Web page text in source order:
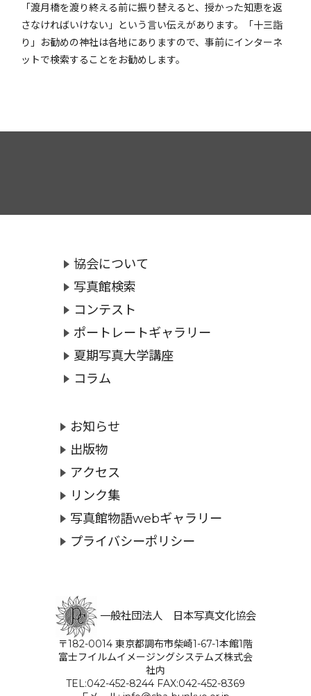
「渡月橋を渡り終える前に振り替えると、授かった知恵を返
さなければいけない」という言い伝えがあります。「十三詣
り」お勧めの神社は各地にありますので、事前にインターネ
ットで検索することをお勧めします。
協会について
写真館検索
コンテスト
ポートレートギャラリー
夏期写真大学講座
コラム
お知らせ
出版物
アクセス
リンク集
写真館物語webギャラリー
プライバシーポリシー
一般社団法人 日本写真文化協会
〒182-0014 東京都調布市柴崎1-67-1本館1階
富士フイルムイメージングシステムズ株式会
社内
TEL:042-452-8244 FAX:042-452-8369